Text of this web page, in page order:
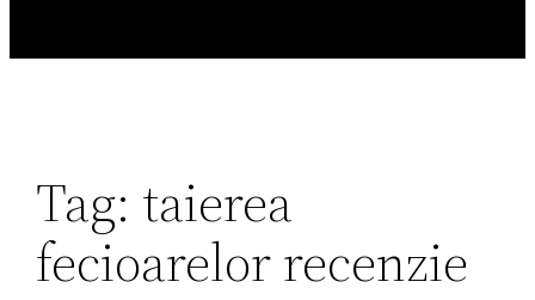
Tag: taierea
fecioarelor recenzie